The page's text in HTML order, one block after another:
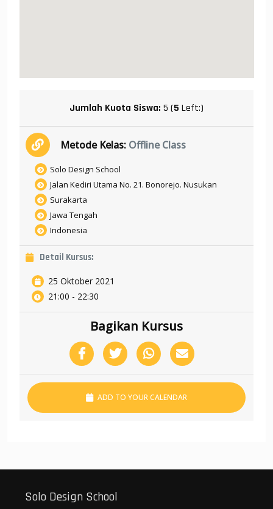
Jumlah Kuota Siswa: 5 (5 Left:)
Metode Kelas: Offline Class
Solo Design School
Jalan Kediri Utama No. 21. Bonorejo. Nusukan
Surakarta
Jawa Tengah
Indonesia
Detail Kursus:
25 Oktober 2021
21:00 - 22:30
Bagikan Kursus
ADD TO YOUR CALENDAR
Solo Design School